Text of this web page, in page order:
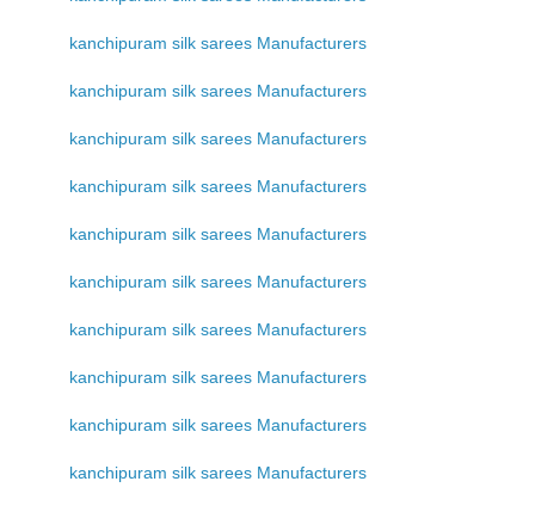
kanchipuram silk sarees Manufacturers
kanchipuram silk sarees Manufacturers
kanchipuram silk sarees Manufacturers
kanchipuram silk sarees Manufacturers
kanchipuram silk sarees Manufacturers
kanchipuram silk sarees Manufacturers
kanchipuram silk sarees Manufacturers
kanchipuram silk sarees Manufacturers
kanchipuram silk sarees Manufacturers
kanchipuram silk sarees Manufacturers